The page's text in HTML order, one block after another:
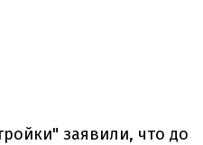
заявили, что до